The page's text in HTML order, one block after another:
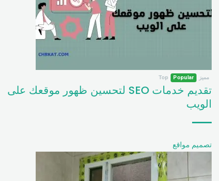
مميز Popular
Top
تقديم خدمات SEO لتحسين ظهور موقعك على
الويب
تصميم مواقع